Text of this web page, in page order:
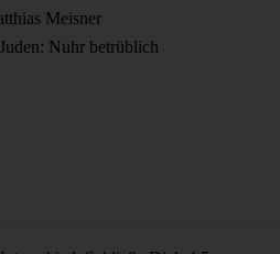
Meisner
Nuhr betrüblich